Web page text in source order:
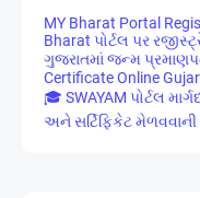
MY Bharat Portal
Bharat પોર્ટલ પર
ગુજરાતમાં જન્મ
Certificate Online
🎓 SWAYAM પોર્ટલ
અને સર્ટિફિકેટ મેળવવાની